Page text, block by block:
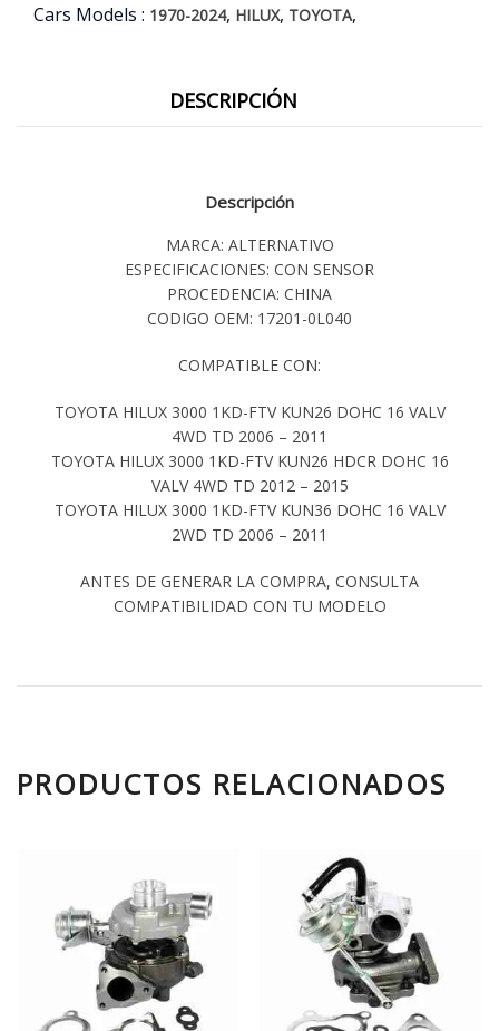
Cars Models : 1970-2024, HILUX, TOYOTA,
DESCRIPCIÓN
Descripción
MARCA: ALTERNATIVO
ESPECIFICACIONES: CON SENSOR
PROCEDENCIA: CHINA
CODIGO OEM: 17201-0L040
COMPATIBLE CON:
TOYOTA HILUX 3000 1KD-FTV KUN26 DOHC 16 VALV
4WD TD 2006 – 2011
TOYOTA HILUX 3000 1KD-FTV KUN26 HDCR DOHC 16
VALV 4WD TD 2012 – 2015
TOYOTA HILUX 3000 1KD-FTV KUN36 DOHC 16 VALV
2WD TD 2006 – 2011
ANTES DE GENERAR LA COMPRA, CONSULTA
COMPATIBILIDAD CON TU MODELO
PRODUCTOS RELACIONADOS